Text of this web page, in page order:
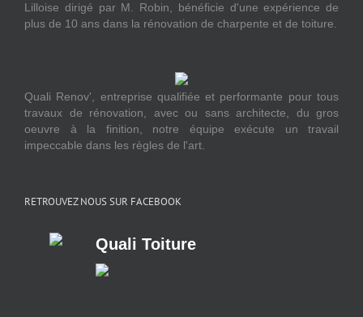
Lilloise dirigé par M. Robin, bénéficie d'une expérience de
plus de 10 ans dans la rénovation de charpente et de toiture.
Quali Renov', entreprise qualifiée et performante pour tous
travaux de rénovation, avec ou sans architecte, du gros
oeuvre à la finition, notre équipe exécute un travail
impeccable dans les règles de l'art.
RETROUVEZ NOUS SUR FACEBOOK
Quali Toiture